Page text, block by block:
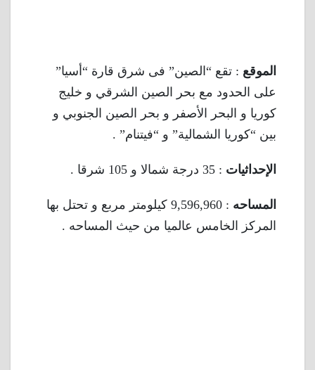
الموقع : تقع “الصين” فى شرق قارة “أسيا”
على الحدود مع بحر الصين الشرقي و خليج
كوريا و البحر الأصفر و بحر الصين الجنوبي و
بين “كوريا الشمالية” و “فيتنام” .
الإحداثيات : 35 درجة شمالا و 105 شرقا .
المساحه
: 9,596,960 كيلومتر مربع و تحتل بها
المركز الخامس عالميا من حيث المساحه .